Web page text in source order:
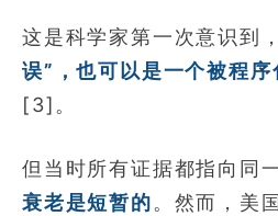
这是科学家第一次意识到，
误”，也可以是一个被程
[3]。
但当时所有证据都指向同
衰老是短暂的。然而，美